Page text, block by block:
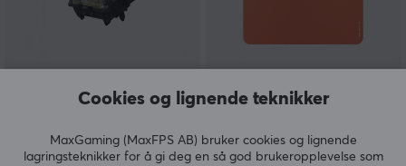
EF Silent Yellow Linear
ParaGlide Musematte
Oransje
Cookies og lignende teknikker
MaxGaming (MaxFPS AB) bruker cookies og lignende
lagringsteknikker for å gi deg en så god brukeropplevelse som